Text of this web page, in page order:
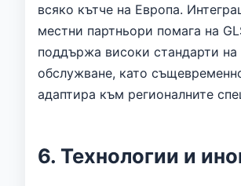
всяко кътче на Европа.
местни партньори помага на
поддържа високи стандарти на
обслужване, като
адаптира към регионалните
6. Технологии и